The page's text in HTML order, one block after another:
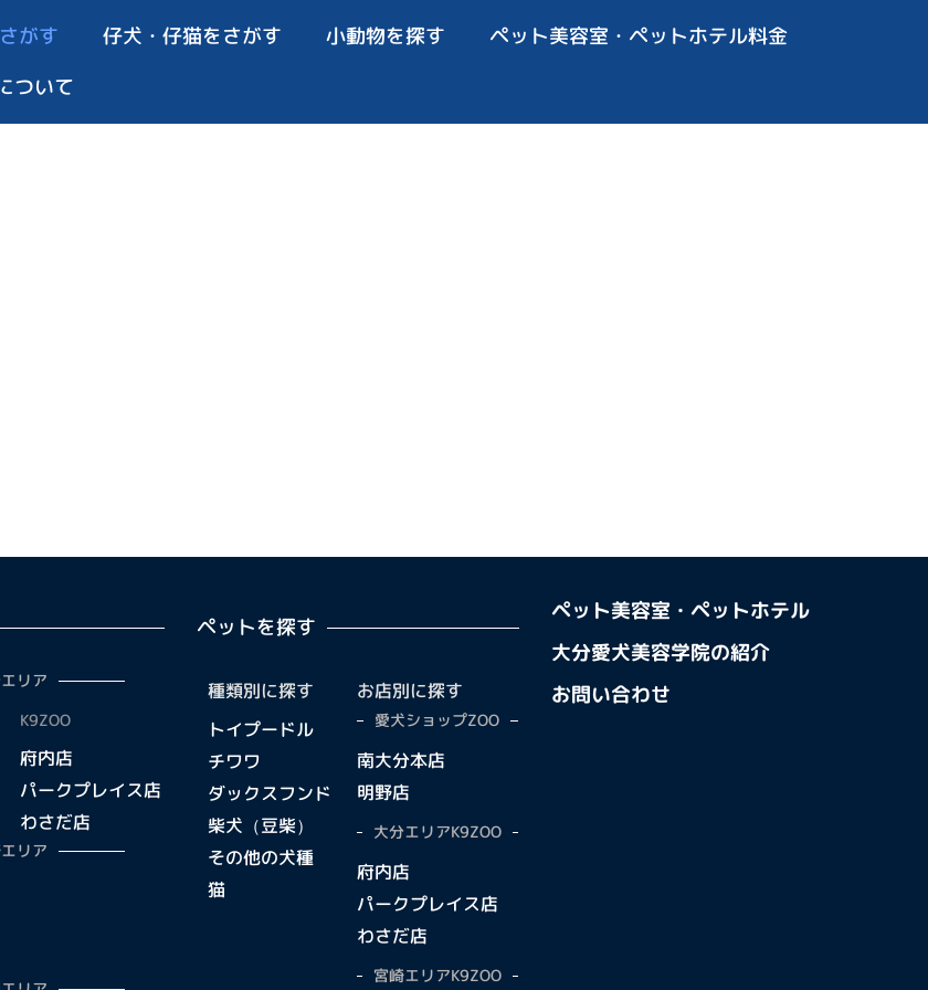
がす 仔犬・仔猫をさがす 小動物を探す
ペット美容室・ペットホテル料金
ついて
リア
K9ZOO
府内店
パークプレイス店
わさだ店
リア
ペットを探す
種類別に探す
トイプードル
チワワ
ダックスフンド
柴犬（豆柴）
その他の犬種
猫
お店別に探す
愛犬ショップZOO
南大分本店
明野店
大分エリアK9ZOO
府内店
パークプレイス店
わさだ店
宮崎エリアK9ZOO
ペット美容室・ペットホテル
大分愛犬美容学院の紹介
お問い合わせ